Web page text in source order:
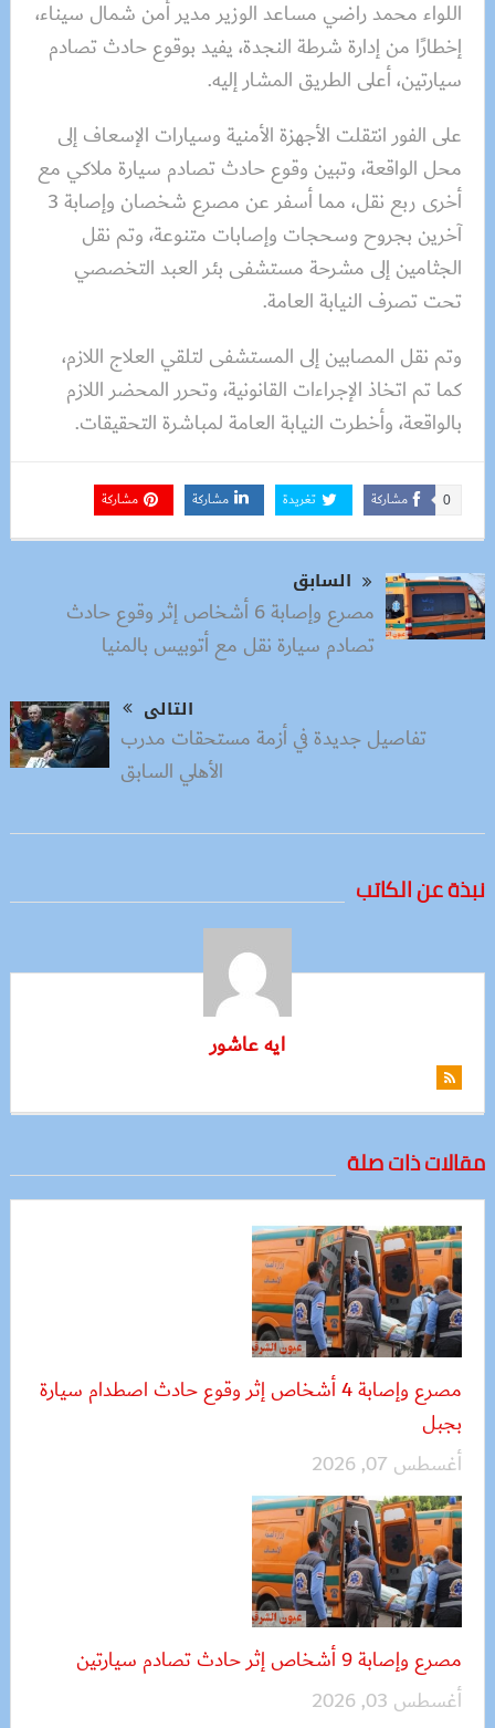
اللواء محمد راضي مساعد الوزير مدير أمن شمال سيناء،
إخطارًا من إدارة شرطة النجدة، يفيد بوقوع حادث تصادم
سيارتين، أعلى الطريق المشار إليه.
على الفور انتقلت الأجهزة الأمنية وسيارات الإسعاف إلى
محل الواقعة، وتبين وقوع حادث تصادم سيارة ملاكي مع
أخرى ربع نقل، مما أسفر عن مصرع شخصان وإصابة 3
آخرين بجروح وسحجات وإصابات متنوعة، وتم نقل
الجثامين إلى مشرحة مستشفى بئر العبد التخصصي
تحت تصرف النيابة العامة.
وتم نقل المصابين إلى المستشفى لتلقي العلاج اللازم،
كما تم اتخاذ الإجراءات القانونية، وتحرر المحضر اللازم
بالواقعة، وأخطرت النيابة العامة لمباشرة التحقيقات.
مشاركة 0 تغريدة مشاركة مشاركة
السابق
مصرع وإصابة 6 أشخاص إثر وقوع حادث
تصادم سيارة نقل مع أتوبيس بالمنيا
التالى
تفاصيل جديدة في أزمة مستحقات مدرب
الأهلي السابق
نبذة عن الكاتب
ايه عاشور
مقالات ذات صلة
مصرع وإصابة 4 أشخاص إثر وقوع حادث اصطدام سيارة
بجبل
أغسطس 07, 2026
مصرع وإصابة 9 أشخاص إثر حادث تصادم سيارتين
أغسطس 03, 2026